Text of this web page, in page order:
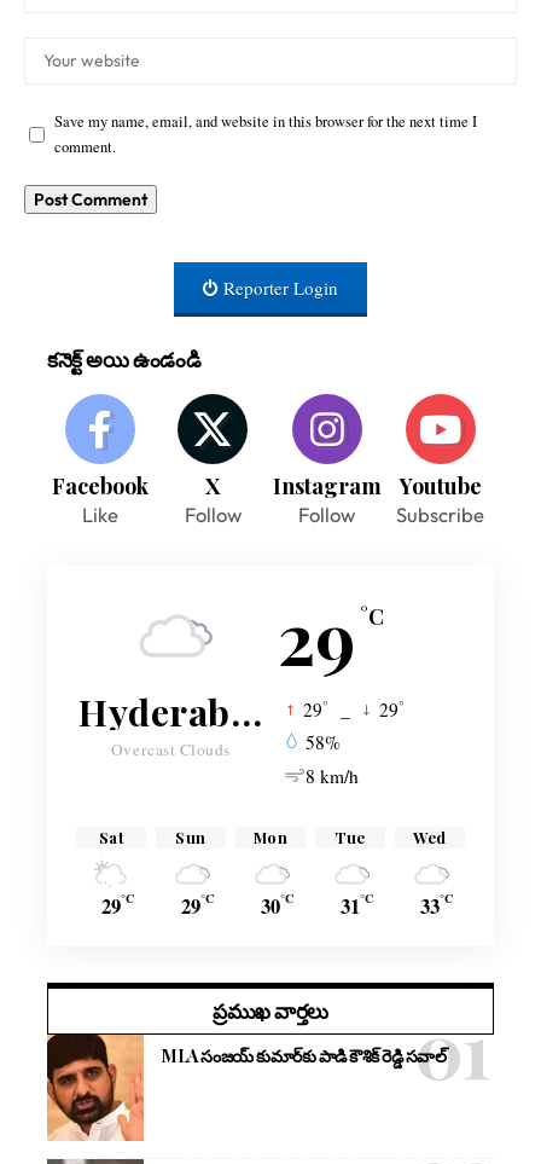
Save my name, email, and website in this browser for the next time I
comment.
Reporter Login
కనెక్ట్ అయి ఉండండి
Facebook
Like
X
Follow
Instagram
Follow
Youtube
Subscribe
29 °C
Hyderabad
Overcast Clouds
29° 29°
58%
8 km/h
Sat
29°C
Sun
29°C
Mon
30°C
Tue
31°C
Wed
33°C
ప్రముఖ వార్తలు
MLA సంజయ్ కుమార్‌కు పాడి కౌశిక్ రెడ్డి సవాల్